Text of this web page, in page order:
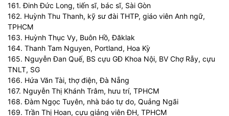
161. Đinh Đức Long, tiến sĩ, bác sĩ, Sài Gòn
162. Huỳnh Thu Thanh, kỹ sư đài THTP, giáo viên Anh ngữ,
TPHCM
163. Huỳnh Thục Vy, Buôn Hồ, Đăklak
164. Thanh Tam Nguyen, Portland, Hoa Kỳ
165. Nguyễn Đan Quế, BS cựu GĐ Khoa Nội, BV Chợ Rẫy, cựu
TNLT, SG
166. Hứa Văn Tài, thợ điện, Đà Nẵng
167. Nguyễn Thị Khánh Trâm, hưu trí, TPHCM
168. Đàm Ngọc Tuyên, nhà báo tự do, Quảng Ngãi
169. Trần Thị Hoan, cựu giảng viên ĐH, TPHCM